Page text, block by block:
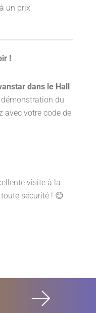
un prix
!
dans le Hall
du
avec votre code de
visite à la
sécurité ! 😊